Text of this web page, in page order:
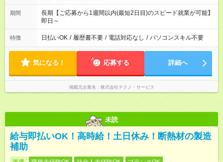
期間
長期【ご応募から1週間以内(最短2日目)のスピード就業が可能】
即日～
特徴 日払いOK / 履歴書不要 / 電話対応なし / パソコンスキル不要
気になる！ 応募する 詳細へ
掲載元企業名 株式会社テクノ・サービス
未読
給与即払いOK！高時給！土日休み！断熱材の製造
補助